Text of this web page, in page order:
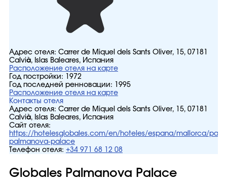
Адрес отеля: Carrer de Miquel dels Sants Oliver, 15, 07181
Calvià, Islas Baleares, Испания
Расположение отеля на карте
Год постройки:
1972
Год последней ренновации:
1995
Расположение отеля на карте
Контакты отеля
Адрес отеля: Carrer de Miquel dels Sants Oliver, 15, 07181
Calvià, Islas Baleares, Испания
Сайт отеля:
https://hotelesglobales.com/en/hoteles/espana/mallorca/
palmanova-palace
Телефон отеля: +34 971 68 12 08
Globales Palmanova Palace